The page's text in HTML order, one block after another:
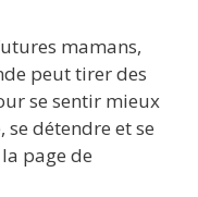
mamans,
peut tirer des
se sentir mieux
se détendre et se
page de